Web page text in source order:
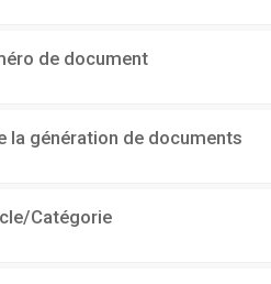
de document
la génération de documents
Catégorie